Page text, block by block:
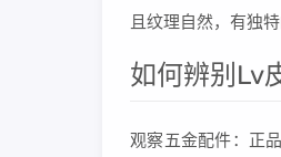
且纹理自然，有独
如何辨别Lv
观察五金配件：正